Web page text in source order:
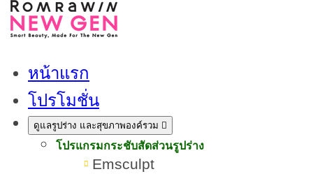
หน้าแรก
โปรโมชั่น
ดูแลรูปร่าง และสุขภาพองค์รวม
โปรแกรมกระชับสัดส่วนรูปร่าง
Emsculpt